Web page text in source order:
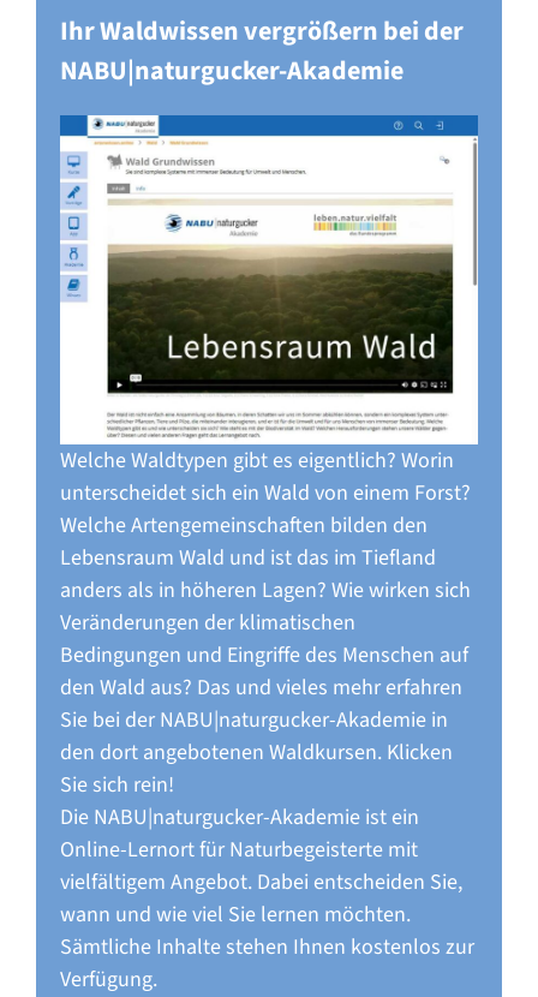
Ihr Waldwissen vergrößern bei der
NABU|naturgucker-Akademie
Welche Waldtypen gibt es eigentlich? Worin
unterscheidet sich ein Wald von einem Forst?
Welche Artengemeinschaften bilden den
Lebensraum Wald und ist das im Tiefland
anders als in höheren Lagen? Wie wirken sich
Veränderungen der klimatischen
Bedingungen und Eingriffe des Menschen auf
den Wald aus? Das und vieles mehr erfahren
Sie bei der NABU|naturgucker-Akademie in
den dort angebotenen Waldkursen. Klicken
Sie sich rein!
Die NABU|naturgucker-Akademie ist ein
Online-Lernort für Naturbegeisterte mit
vielfältigem Angebot. Dabei entscheiden Sie,
wann und wie viel Sie lernen möchten.
Sämtliche Inhalte stehen Ihnen kostenlos zur
Verfügung.